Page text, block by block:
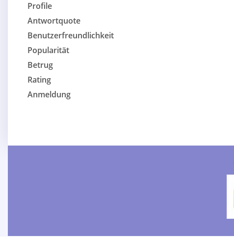
Profile
Antwortquote
Benutzerfreundlichkeit
Popularität
Betrug
Rating
Anmeldung